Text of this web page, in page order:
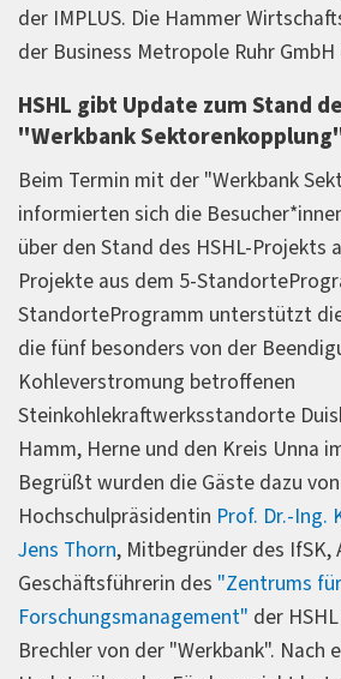
der IMPLUS. Die Hammer
der Business Metropole Ruhr
HSHL gibt Update zum Stand
"Werkbank
Beim Termin mit der "Werkbank
informierten sich die
über den Stand des HSHL-Projekts
Projekte aus dem 5-
StandorteProgramm unterstützt
die fünf besonders von der
Kohleverstromung betroffenen
Steinkohlekraftwerksstandorte
Hamm, Herne und den Kreis Unna
Begrüßt wurden die Gäste dazu
Hochschulpräsidentin Prof. Dr.-Ing.
Jens Thorn, Mitbegründer des IfSK,
Geschäftsführerin des "Zentrums für
Forschungsmanagement" der
Brechler von der "Werkbank". Nach